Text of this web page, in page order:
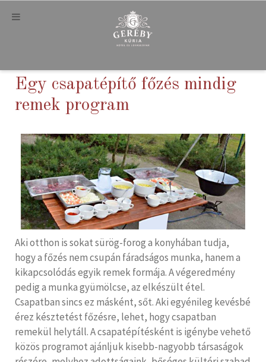
Egy csapatépítő főzés mindig
remek program
Aki otthon is sokat sürög-forog a konyhában tudja,
hogy a főzés nem csupán fáradságos munka, hanem a
kikapcsolódás egyik remek formája. A végeredmény
pedig a munka gyümölcse, az elkészült étel.
Csapatban sincs ez másként, sőt. Aki egyénileg kevésbé
érez késztetést főzésre, lehet, hogy csapatban
remekül helytáll. A csapatépítésként is igénybe vehető
közös programot ajánljuk kisebb-nagyobb társaságok